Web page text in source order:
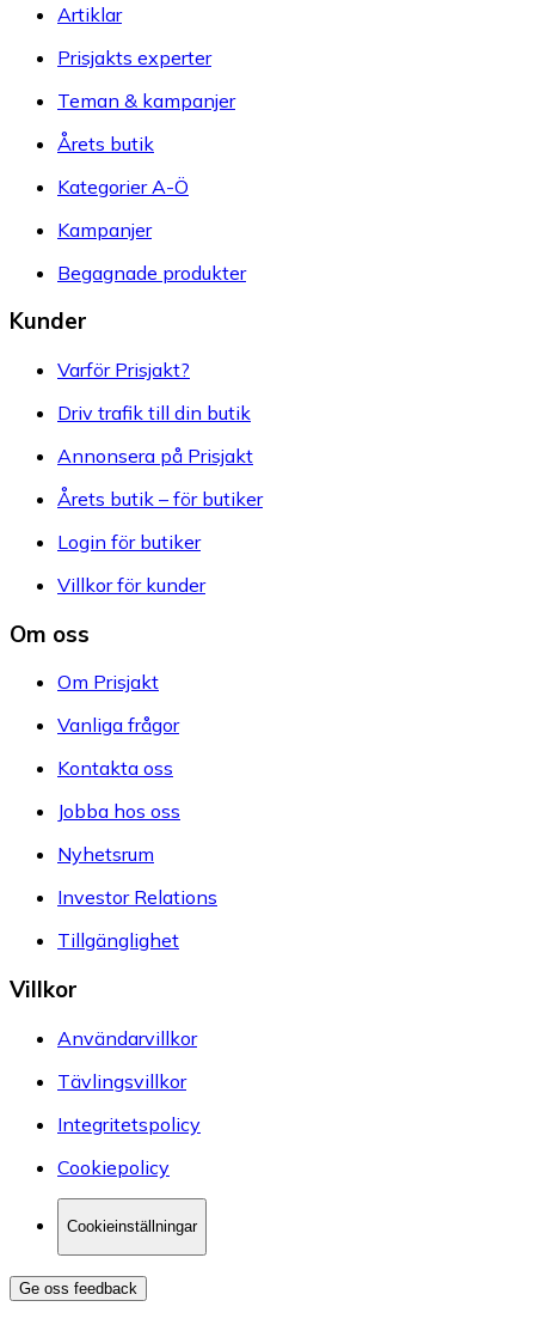
Artiklar
Prisjakts experter
Teman & kampanjer
Årets butik
Kategorier A-Ö
Kampanjer
Begagnade produkter
Kunder
Varför Prisjakt?
Driv trafik till din butik
Annonsera på Prisjakt
Årets butik – för butiker
Login för butiker
Villkor för kunder
Om oss
Om Prisjakt
Vanliga frågor
Kontakta oss
Jobba hos oss
Nyhetsrum
Investor Relations
Tillgänglighet
Villkor
Användarvillkor
Tävlingsvillkor
Integritetspolicy
Cookiepolicy
Cookieinställningar
Ge oss feedback